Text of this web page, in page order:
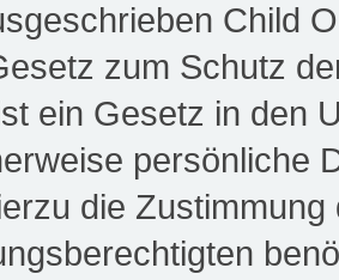
Child
zum Schutz
ein Gesetz in den
persönliche
die